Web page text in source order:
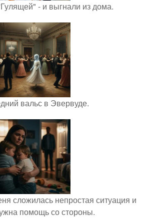
- и выгнали из дома.
вальс в Эвервуде.
сложилась непростая ситуация и
помощь со стороны.